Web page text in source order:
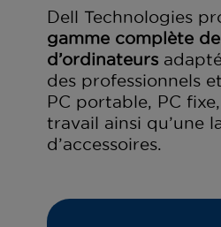
Dell Technologies
gamme complète
d’ordinateurs
des professionnels
PC portable, PC
travail ainsi qu’une
d’accessoires.